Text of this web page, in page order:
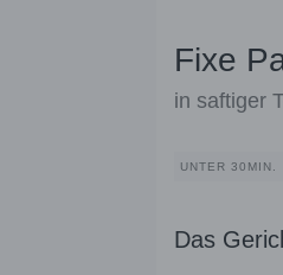
Fixe
in saftiger
UNTER 30MIN.
Das